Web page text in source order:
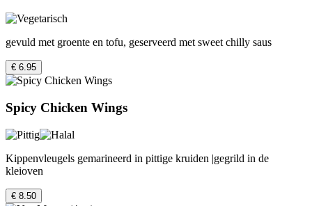
gevuld met groente en tofu, geserveerd met sweet chilly saus
€ 6.95
Spicy Chicken Wings
Kippenvleugels gemarineerd in pittige kruiden |gegrild in de
kleioven
€ 8.50